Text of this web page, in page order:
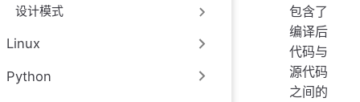
设计模式
Linux
Python
包含了
编译后
代码与
源代码
之间的